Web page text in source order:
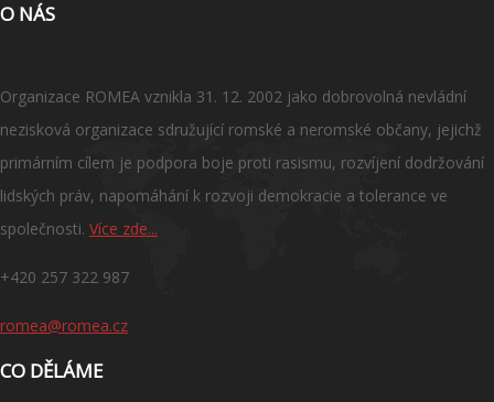
O NÁS
Organizace ROMEA vznikla 31. 12. 2002 jako dobrovolná nevládní
nezisková organizace sdružující romské a neromské občany, jejichž
primárním cílem je podpora boje proti rasismu, rozvíjení dodržování
lidských práv, napomáhání k rozvoji demokracie a tolerance ve
společnosti. Více zde...
+420 257 322 987
romea@romea.cz
CO DĚLÁME